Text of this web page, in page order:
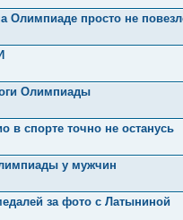
Олимпиаде просто не
Олимпиады
в спорте точно не останусь
у мужчин
за фото с Латыниной